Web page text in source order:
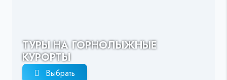
ТУРЫ НА ГОРНОЛЫЖНЫЕ
КУРОРТЫ
Выбрать